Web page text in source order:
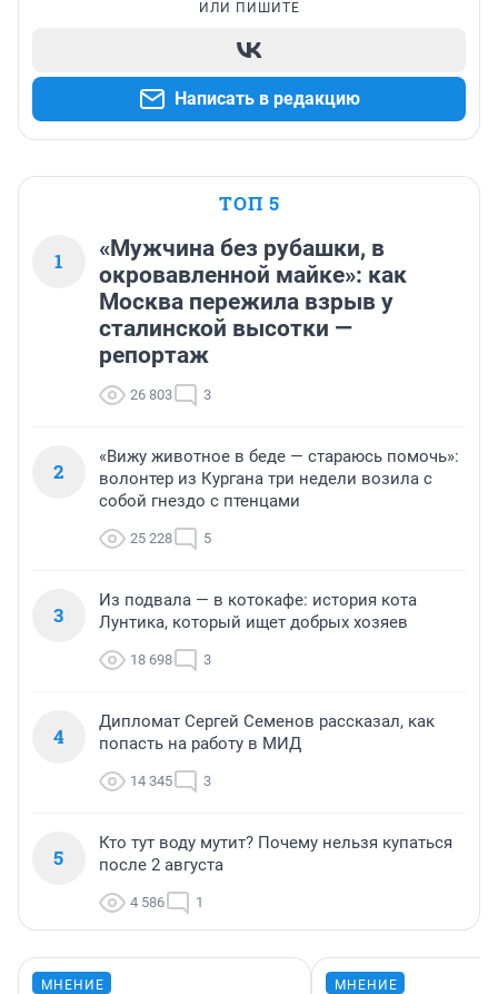
ИЛИ ПИШИТЕ
Написать в редакцию
ТОП 5
1
«Мужчина без рубашки, в
окровавленной майке»: как
Москва пережила взрыв у
сталинской высотки —
репортаж
26 803 3
2
«Вижу животное в беде — стараюсь помочь»:
волонтер из Кургана три недели возила с
собой гнездо с птенцами
25 228 5
3
Из подвала — в котокафе: история кота
Лунтика, который ищет добрых хозяев
18 698 3
4
Дипломат Сергей Семенов рассказал, как
попасть на работу в МИД
14 345 3
5
Кто тут воду мутит? Почему нельзя купаться
после 2 августа
4 586 1
МНЕНИЕ МНЕНИЕ